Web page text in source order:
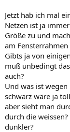
Jetzt hab ich mal
Netzen ist ja
Größe zu und
am Fensterrahmen
Gibts ja von
muß unbedingt
auch?
Und was ist
schwarz wäre ja
aber sieht man
durch die
dunkler?